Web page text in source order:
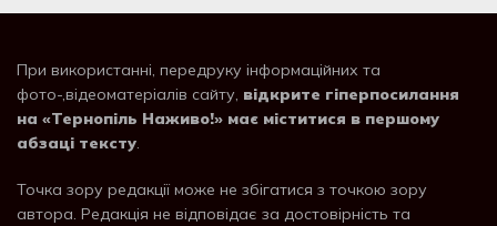
При використанні, передруку інформаційних та
фото-,відеоматеріалів сайту, відкрите гіперпосилання
на «Тернопіль Наживо!» має міститися в першому
абзаці тексту.
Точка зору редакції може не збігатися з точкою зору
автора. Редакція не відповідає за достовірність та